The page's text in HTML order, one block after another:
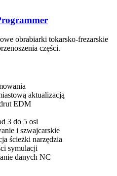
obrabiarki tokarsko-frezarskie
części.
aktualizacją
EDM
3 do 5 osi
i szwajcarskie
ścieżki narzędzia
symulacji
danych NC